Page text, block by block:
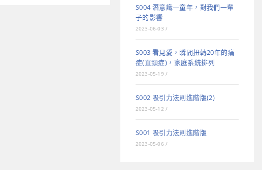
S004 潛意識—童年，對我們一輩
子的影響
2023-06-03 /
S003 看見愛，瞬間扭轉20年的痛
症(直頸症)，家庭系統排列
2023-05-19 /
S002 吸引力法則進階版(2)
2023-05-12 /
S001 吸引力法則進階版
2023-05-06 /